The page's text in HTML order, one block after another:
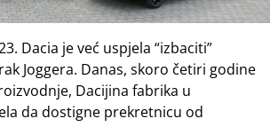
Dacia je već uspjela “izbaciti”
Joggera. Danas, skoro četiri godine
Dacijina fabrika u
da dostigne prekretnicu od